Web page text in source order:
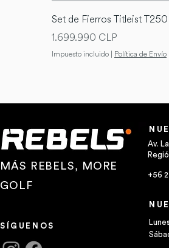
Set de Fierros Titleist
Precio
1.699.990 CLP
Impuesto incluido | Política de Envío
MÁS REBELS, MORE
GOLF
SÍGUENOS
Av.
+56